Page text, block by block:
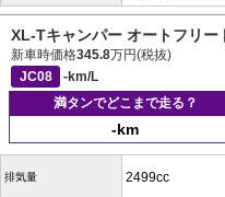
XL-Tキャンパー オートフリ
新車時価格345.8万円(税抜)
JC08
-km/L
満タンでどこまで走る？
-km
排気量 2499cc